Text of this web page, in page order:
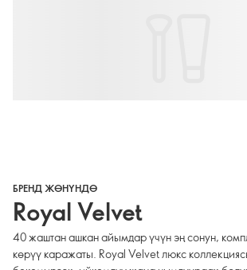
БРЕНД ЖӨНҮНДӨ
Royal Velvet
40 жаштан ашкан айымдар үчүн эң сонун,
көрүү каражаты. Royal Velvet люкс